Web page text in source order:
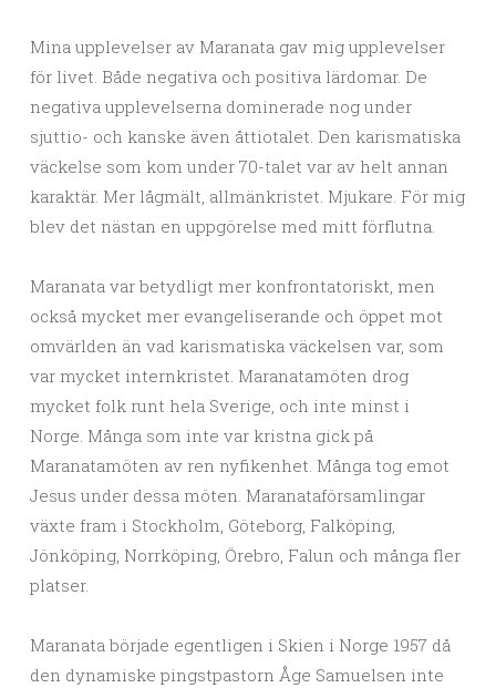
Mina upplevelser av Maranata gav mig upplevelser
för livet. Både negativa och positiva lärdomar. De
negativa upplevelserna dominerade nog under
sjuttio- och kanske även åttiotalet. Den karismatiska
väckelse som kom under 70-talet var av helt annan
karaktär. Mer lågmält, allmänkristet. Mjukare. För mig
blev det nästan en uppgörelse med mitt förflutna.
Maranata var betydligt mer konfrontatoriskt, men
också mycket mer evangeliserande och öppet mot
omvärlden än vad karismatiska väckelsen var, som
var mycket internkristet. Maranatamöten drog
mycket folk runt hela Sverige, och inte minst i
Norge. Många som inte var kristna gick på
Maranatamöten av ren nyfikenhet. Många tog emot
Jesus under dessa möten. Maranataförsamlingar
växte fram i Stockholm, Göteborg, Falköping,
Jönköping, Norrköping, Örebro, Falun och många fler
platser.
Maranata började egentligen i Skien i Norge 1957 då
den dynamiske pingstpastorn Åge Samuelsen inte